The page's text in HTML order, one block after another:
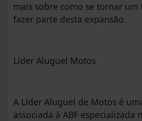
mais sobre como se tornar um
fazer parte desta expansão.
Líder Aluguel Motos
A Líder Aluguel de Motos é
associada à ABF especializada